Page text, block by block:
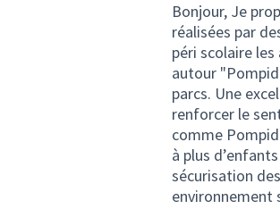
Bonjour, Je
réalisées par
péri scolaire
autour
parcs. Une
renforcer le
comme
à plus
sécurisation